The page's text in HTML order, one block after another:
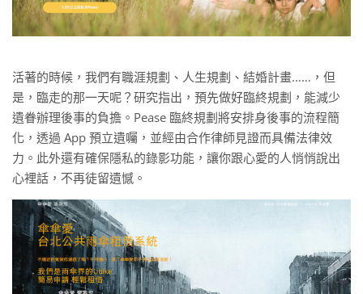
活著的時候，我們有職涯規劃、人生規劃、結婚計畫……，但
是，臨走的那一天呢？研究指出，預先做好臨終規劃，能減少
遺眷辦理後事的負擔。Pease 臨終規劃將安排身後事的流程簡
化，透過 App 預立遺囑，並經由合作律師見證而具備法律效
力。此外還有確保隱私的錄影功能，讓你跟心愛的人悄悄說出
心裡話，不再徒留遺憾。